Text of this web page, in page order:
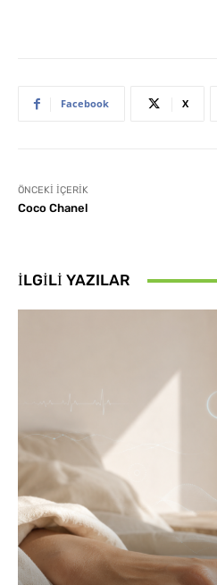
Facebook X
ÖNCEKI İÇERIK
Coco Chanel
İLGILI YAZILAR